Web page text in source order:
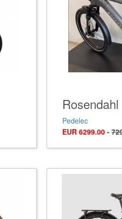
Rosendahl
Pedelec
EUR 6299.00 -